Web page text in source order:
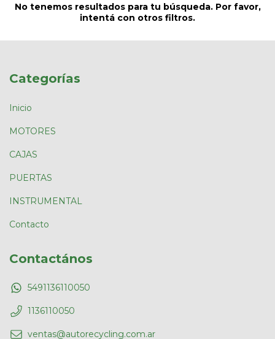
No tenemos resultados para tu búsqueda. Por favor,
intentá con otros filtros.
Categorías
Inicio
MOTORES
CAJAS
PUERTAS
INSTRUMENTAL
Contacto
Contactános
5491136110050
1136110050
ventas@autorecycling.com.ar